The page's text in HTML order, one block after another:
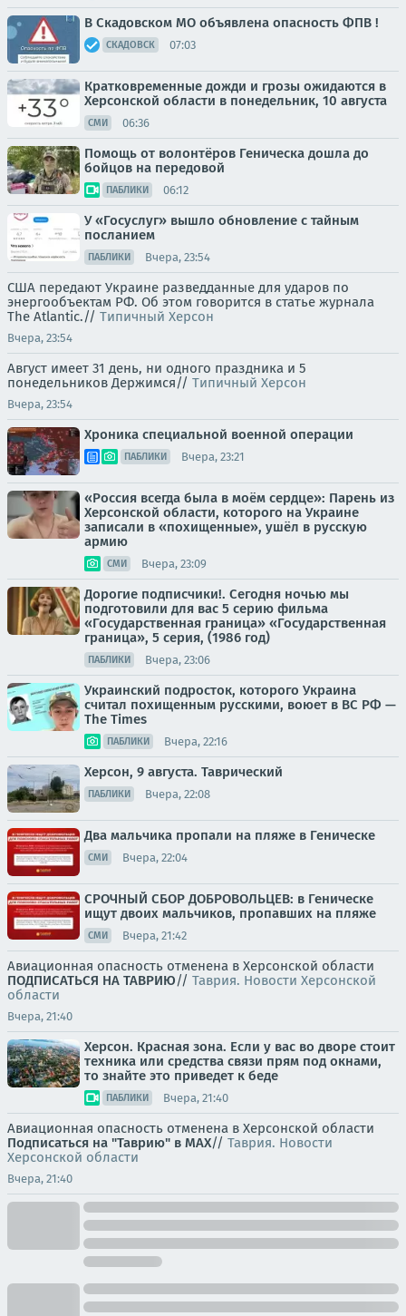
В Скадовском МО объявлена опасность ФПВ !
СКАДОВСК 07:03
Кратковременные дожди и грозы ожидаются в
Херсонской области в понедельник, 10 августа
СМИ 06:36
Помощь от волонтёров Геническа дошла до
бойцов на передовой
ПАБЛИКИ 06:12
У «Госуслуг» вышло обновление с тайным
посланием
ПАБЛИКИ Вчера, 23:54
США передают Украине разведданные для ударов по
энергообъектам РФ. Об этом говорится в статье журнала
The Atlantic.// Типичный Херсон
Вчера, 23:54
Август имеет 31 день, ни одного праздника и 5
понедельников Держимся// Типичный Херсон
Вчера, 23:54
Хроника специальной военной операции
ПАБЛИКИ Вчера, 23:21
«Россия всегда была в моём сердце»: Парень из
Херсонской области, которого на Украине
записали в «похищенные», ушёл в русскую
армию
СМИ Вчера, 23:09
Дорогие подписчики!. Сегодня ночью мы
подготовили для вас 5 серию фильма
«Государственная граница» «Государственная
граница», 5 серия, (1986 год)
ПАБЛИКИ Вчера, 23:06
Украинский подросток, которого Украина
считал похищенным русскими, воюет в ВС РФ —
The Times
ПАБЛИКИ Вчера, 22:16
Херсон, 9 августа. Таврический
ПАБЛИКИ Вчера, 22:08
Два мальчика пропали на пляже в Геническе
СМИ Вчера, 22:04
СРОЧНЫЙ СБОР ДОБРОВОЛЬЦЕВ: в Геническе
ищут двоих мальчиков, пропавших на пляже
СМИ Вчера, 21:42
Авиационная опасность отменена в Херсонской области
ПОДПИСАТЬСЯ НА ТАВРИЮ// Таврия. Новости Херсонской
области
Вчера, 21:40
Херсон. Красная зона. Если у вас во дворе стоит
техника или средства связи прям под окнами,
то знайте это приведет к беде
ПАБЛИКИ Вчера, 21:40
Авиационная опасность отменена в Херсонской области
Подписаться на "Таврию" в MAX// Таврия. Новости
Херсонской области
Вчера, 21:40